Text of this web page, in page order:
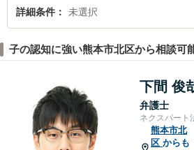
詳細条件 未選択
子の認知に強い熊本市北区から相談可
下間 俊
弁護士
ネクスパート
熊本市北
区 からも